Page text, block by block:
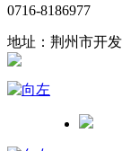
0716-8186977
地址：荆州市开